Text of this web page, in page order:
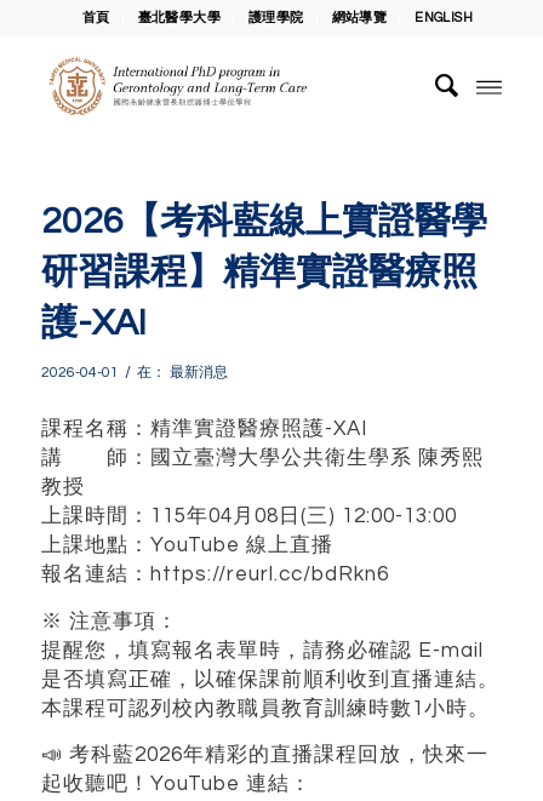
首頁 臺北醫學大學 護理學院 網站導覽 ENGLISH
2026【考科藍線上實證醫學
研習課程】精準實證醫療照
護-XAI
2026-04-01 / 在： 最新消息
課程名稱：精準實證醫療照護-XAI
講 師：國立臺灣大學公共衛生學系 陳秀熙
教授
上課時間：115年04月08日(三) 12:00-13:00
上課地點：YouTube 線上直播
報名連結：https://reurl.cc/bdRkn6
※ 注意事項：
提醒您，填寫報名表單時，請務必確認 E-mail
是否填寫正確，以確保課前順利收到直播連結。
本課程可認列校內教職員教育訓練時數1小時。
📣 考科藍2026年精彩的直播課程回放，快來一
起收聽吧！YouTube 連結：